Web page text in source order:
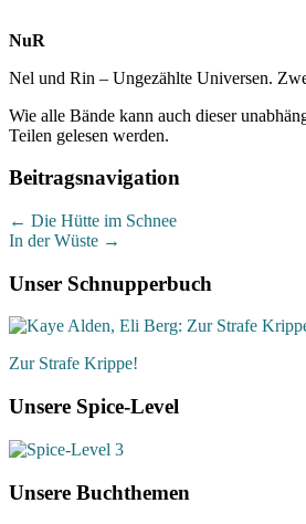
NuR
Nel und Rin – Ungezählte Universen.
Wie alle Bände kann auch dieser
Teilen gelesen werden.
Beitragsnavigation
← Die Hütte im Schnee
In der Wüste →
Unser Schnupperbuch
Zur Strafe Krippe!
Unsere Spice-Level
Unsere Buchthemen